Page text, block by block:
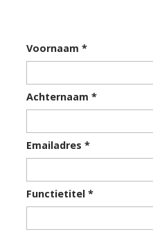
Voornaam*
Achternaam*
Emailadres*
Functietitel*